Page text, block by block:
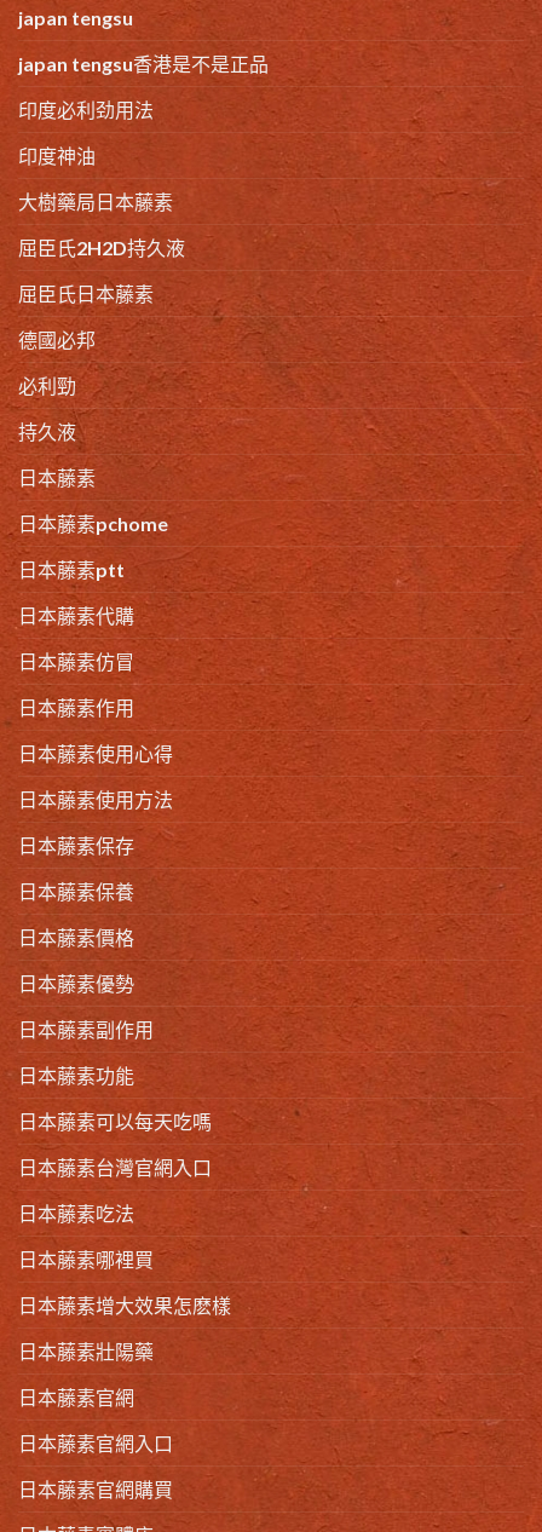
japan tengsu
japan tengsu香港是不是正品
印度必利劲用法
印度神油
大樹藥局日本藤素
屈臣氏2H2D持久液
屈臣氏日本藤素
德國必邦
必利勁
持久液
日本藤素
日本藤素pchome
日本藤素ptt
日本藤素代購
日本藤素仿冒
日本藤素作用
日本藤素使用心得
日本藤素使用方法
日本藤素保存
日本藤素保養
日本藤素價格
日本藤素優勢
日本藤素副作用
日本藤素功能
日本藤素可以每天吃嗎
日本藤素台灣官網入口
日本藤素吃法
日本藤素哪裡買
日本藤素增大效果怎麽樣
日本藤素壯陽藥
日本藤素官網
日本藤素官網入口
日本藤素官網購買